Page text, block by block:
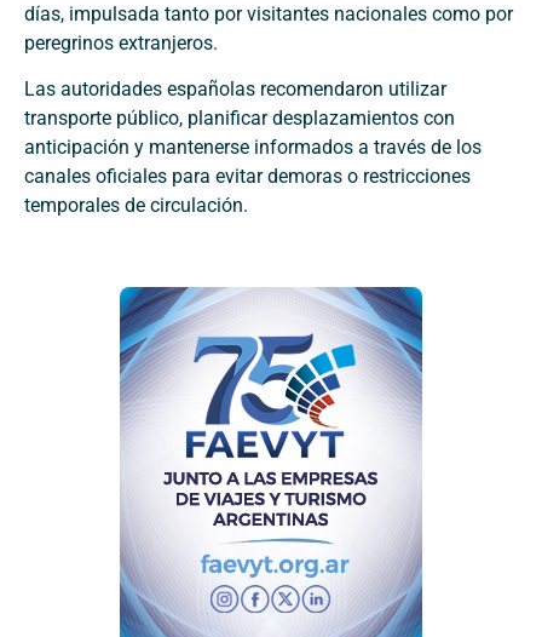
días, impulsada tanto por visitantes nacionales como por
peregrinos extranjeros.
Las autoridades españolas recomendaron utilizar
transporte público, planificar desplazamientos con
anticipación y mantenerse informados a través de los
canales oficiales para evitar demoras o restricciones
temporales de circulación.